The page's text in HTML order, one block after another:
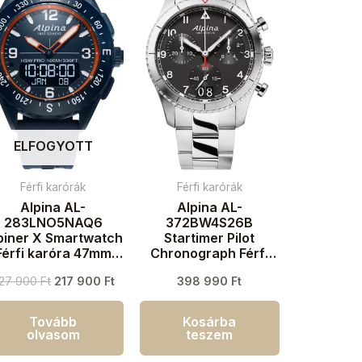
ELFOGYOTT
Férfi karórák
Alpina AL-
283LNO5NAQ6
X Smartwatch
karóra 47mm
900Ft 217 900 Ft
Tovább
olvasom
Férfi karórák
Alpina AL-
372BW4S26B
Startimer Pilot
Chronograph Férfi
398 990 Ft
Kosárba
teszem